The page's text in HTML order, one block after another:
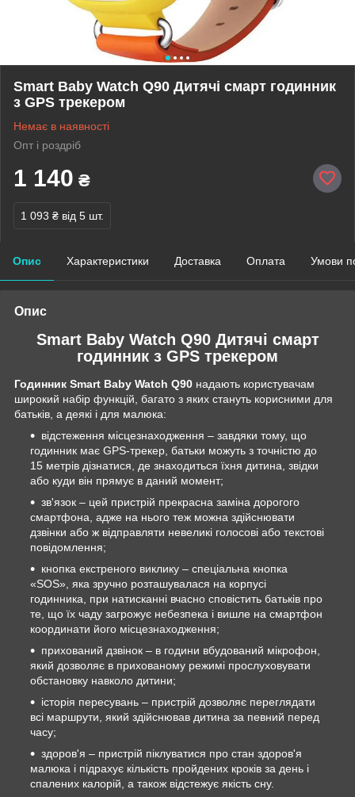
Smart Baby Watch Q90 Дитячі смарт годинник
з GPS трекером
Немає в наявності
Опт і роздріб
1 140 ₴
1 093 ₴ від 5 шт.
Опис Характеристики Доставка Оплата Умови
Опис
Smart Baby Watch Q90 Дитячі смарт
годинник з GPS трекером
Годинник Smart Baby Watch Q90 надають користувачам
широкий набір функцій, багато з яких стануть корисними для
батьків, а деякі і для малюка:
відстеження місцезнаходження – завдяки тому, що
годинник має GPS-трекер, батьки можуть з точністю до
15 метрів дізнатися, де знаходиться їхня дитина, звідки
або куди він прямує в даний момент;
зв'язок – цей пристрій прекрасна заміна дорогого
смартфона, адже на нього теж можна здійснювати
дзвінки або ж відправляти невеликі голосові або текстові
повідомлення;
кнопка екстреного виклику – спеціальна кнопка
«SOS», яка зручно розташувалася на корпусі
годинника, при натисканні вчасно сповістить батьків про
те, що їх чаду загрожує небезпека і вишле на смартфон
координати його місцезнаходження;
прихований дзвінок – в години вбудований мікрофон,
який дозволяє в прихованому режимі прослуховувати
обстановку навколо дитини;
історія пересувань – пристрій дозволяє переглядати
всі маршрути, який здійснював дитина за певний перед
часу;
здоров'я – пристрій піклуватися про стан здоров'я
малюка і підрахує кількість пройдених кроків за день і
спалених калорій, а також відстежує якість сну.